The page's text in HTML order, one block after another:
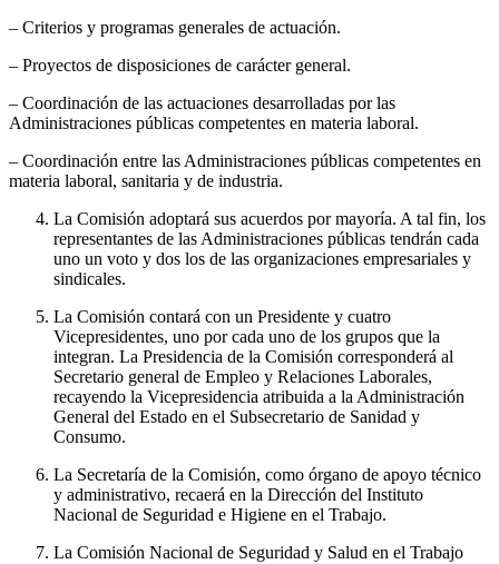
– Criterios y programas generales de actuación.
– Proyectos de disposiciones de carácter general.
– Coordinación de las actuaciones desarrolladas por las
Administraciones públicas competentes en materia laboral.
– Coordinación entre las Administraciones públicas competentes en
materia laboral, sanitaria y de industria.
La Comisión adoptará sus acuerdos por mayoría. A tal fin, los
representantes de las Administraciones públicas tendrán cada
uno un voto y dos los de las organizaciones empresariales y
sindicales.
La Comisión contará con un Presidente y cuatro
Vicepresidentes, uno por cada uno de los grupos que la
integran. La Presidencia de la Comisión corresponderá al
Secretario general de Empleo y Relaciones Laborales,
recayendo la Vicepresidencia atribuida a la Administración
General del Estado en el Subsecretario de Sanidad y
Consumo.
La Secretaría de la Comisión, como órgano de apoyo técnico
y administrativo, recaerá en la Dirección del Instituto
Nacional de Seguridad e Higiene en el Trabajo.
La Comisión Nacional de Seguridad y Salud en el Trabajo